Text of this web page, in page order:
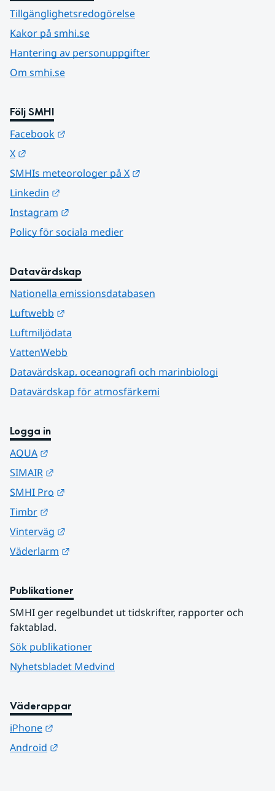
Tillgänglighetsredogörelse
Kakor på smhi.se
Hantering av personuppgifter
Om smhi.se
Följ SMHI
Facebook
X
SMHIs meteorologer på X
Linkedin
Instagram
Policy för sociala medier
Datavärdskap
Nationella emissionsdatabasen
Luftwebb
Luftmiljödata
VattenWebb
Datavärdskap, oceanografi och marinbiologi
Datavärdskap för atmosfärkemi
Logga in
AQUA
SIMAIR
SMHI Pro
Timbr
Vinterväg
Väderlarm
Publikationer
SMHI ger regelbundet ut tidskrifter, rapporter och
faktablad.
Sök publikationer
Nyhetsbladet Medvind
Väderappar
iPhone
Android